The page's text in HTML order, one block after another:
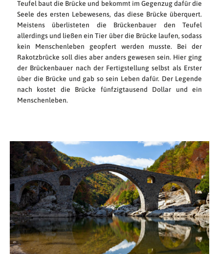
Teufel baut die Brücke und bekommt im Gegenzug dafür die
Seele des ersten Lebewesens, das diese Brücke überquert.
Meistens überlisteten die Brückenbauer den Teufel
allerdings und ließen ein Tier über die Brücke laufen, sodass
kein Menschenleben geopfert werden musste. Bei der
Rakotzbrücke soll dies aber anders gewesen sein. Hier ging
der Brückenbauer nach der Fertigstellung selbst als Erster
über die Brücke und gab so sein Leben dafür. Der Legende
nach kostet die Brücke fünfzigtausend Dollar und ein
Menschenleben.